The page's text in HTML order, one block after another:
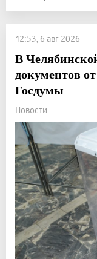
12:53, 6 авг 2026
В
документов
Госдумы
Новости